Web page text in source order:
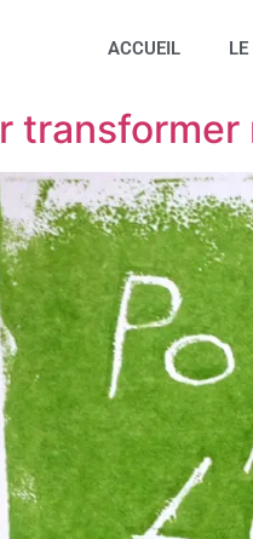
ACCUEIL
transformer